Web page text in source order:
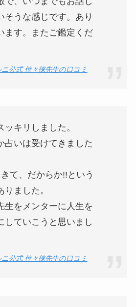
そうな感じです。あり
ます。またご鑑定くだ
公式 倖々徠先生の口コミ
ッキリしました。
占いは受けてきました
て、だからか!!という
りました。
生をメンターに人生を
していこうと思いまし
公式 倖々徠先生の口コミ